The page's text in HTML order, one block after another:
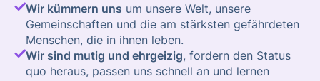
Wir kümmern uns um unsere Welt, unsere
Gemeinschaften und die am stärksten gefährdeten
Menschen, die in ihnen leben.
Wir sind mutig und ehrgeizig, fordern den Status
quo heraus, passen uns schnell an und lernen